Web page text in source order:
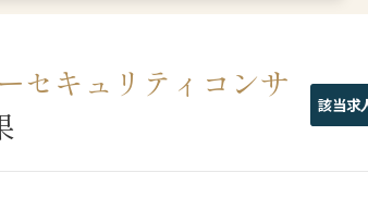
キュリティコンサ
該当求